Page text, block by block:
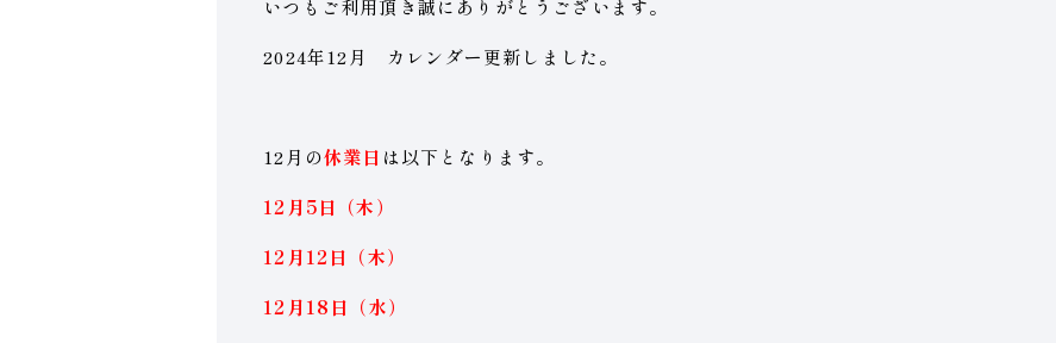
いつもご利用頂き誠にありがとうございます。
2024年12月 カレンダー更新しました。
12月の休業日 は以下となります。
12月5日（木）
12月12日（木）
12月18日（水）